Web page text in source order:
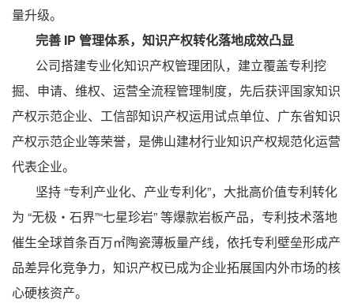
量升级。
完善 IP 管理体系，知识产权转化落地成效凸显
公司搭建专业化知识产权管理团队，建立覆盖专利挖
掘、申请、维权、运营全流程管理制度，先后获评国家知识
产权示范企业、工信部知识产权运用试点单位、广东省知识
产权示范企业等荣誉，是佛山建材行业知识产权规范化运营
代表企业。
坚持 “专利产业化、产业专利化”，大批高价值专利转化
为 “无极・石界”“七星珍岩” 等爆款岩板产品，专利技术落地
催生全球首条百万㎡陶瓷薄板量产线，依托专利壁垒形成产
品差异化竞争力，知识产权已成为企业拓展国内外市场的核
心硬核资产。